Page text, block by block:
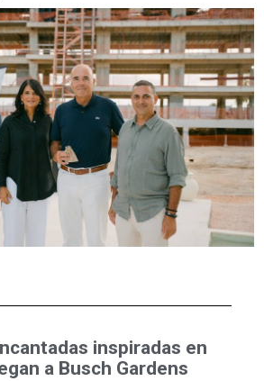
inspiradas en
a Busch Gardens